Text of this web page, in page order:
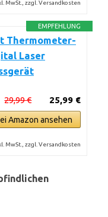
MwSt., zzgl. Versandkosten
EMPFEHLUNG
Thermometer-
Laser
25,99 €
29,99 €
Amazon ansehen
MwSt., zzgl. Versandkosten